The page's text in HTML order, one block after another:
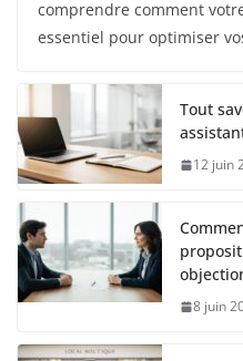
comprendre comment
essentiel pour optimiser
Tout
12 juin
8 juin